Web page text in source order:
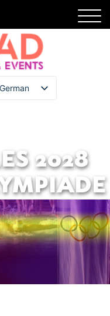
German
2028